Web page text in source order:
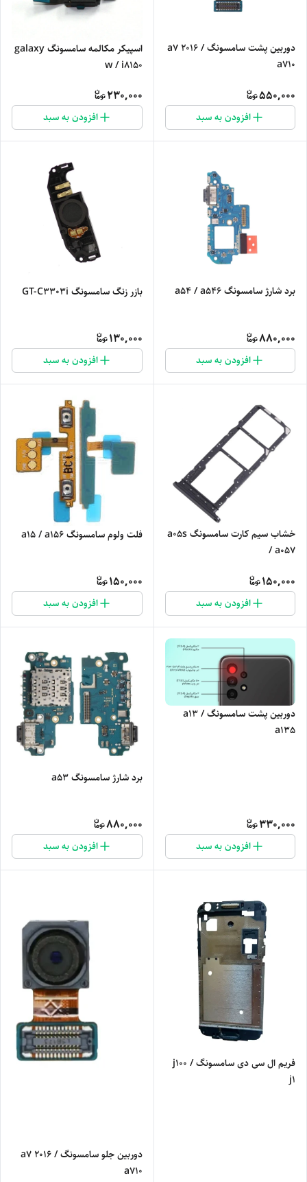
دوربین پشت سامسونگ a7 2016 /
a710
550,000
افزودن به سبد
اسپیکر مکالمه سامسونگ galaxy
w / i8150
230,000
افزودن به سبد
برد شارژ سامسونگ a54 / a546
880,000
افزودن به سبد
بازر زنگ سامسونگ GT-C3303i
130,000
افزودن به سبد
خشاب سیم کارت سامسونگ a05s
/ a057
150,000
افزودن به سبد
فلت ولوم سامسونگ a15 / a156
150,000
افزودن به سبد
دوربین پشت سامسونگ a13 /
a135
330,000
افزودن به سبد
برد شارژ سامسونگ a53
880,000
افزودن به سبد
فریم ال سی دی سامسونگ j100 /
j1
دوربین جلو سامسونگ a7 2016 /
a710